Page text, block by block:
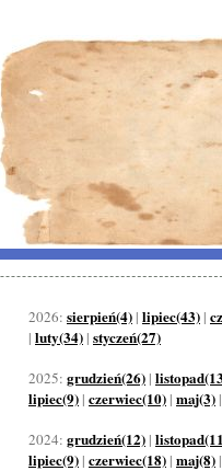
2026: sierpień(4) | lipiec(43) |
| luty(34) | styczeń(27)
2025: grudzień(26) |
lipiec(9) | czerwiec(10) | maj(3)
2024: grudzień(12) |
lipiec(9) | czerwiec(18) | maj(8)